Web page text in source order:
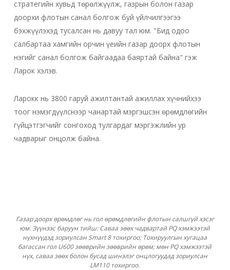
стратегийн хувьд төрөлжүүлж, газрын болон газар
доорхи флотын санал болгож буй үйлчилгээгээ
бэхжүүлэхэд тусалсан нь давуу тал юм. "Бид одоо
салбартаа хамгийн орчин үеийн газар доорх флотын
нэгийг санал болгож байгаадаа баяртай байна" гэж
Ларок хэлэв.
Ларокк нь 3800 гаруй ажилтантай ажиллах хүчнийхээ
тоог нэмэгдүүлснээр чанартай мэргэшсэн өрөмдлөгийн
гүйцэтгэгчийг сонгоход тулгардаг мэргэжлийн ур
чадварыг онцолж байна.
Газар доорх өрөмдлөг нь гол өрөмдлөгийн флотын салшгүй хэсэг
юм. Зүүнээс баруун тийш: Саваа зөөх чадвартай PQ хэмжээтэй
нүхнүүдэд зориулсан Smart 8 тохиргоо; Тохируулгын хугацаа
багассан гол U600 зөөврийн зөөврийн өрөм; мөн PQ хэмжээтэй
нүх, саваа зөөх болон бусад шинэлэг онцлогуудад зориулсан
LM110 тохиргоо.